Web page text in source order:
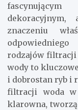
znaczeniu
rodzajów
wody to
i dobrostan ryb i
filtracji woda w
klarowna,